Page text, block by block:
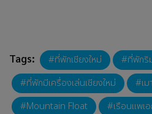
Tags: ที่พักเชียงใหม่
ที่พักริ
ที่พักมีเครื่องเล่นเชียงใหม่
เ
Mountain Float
เรือนแพเ